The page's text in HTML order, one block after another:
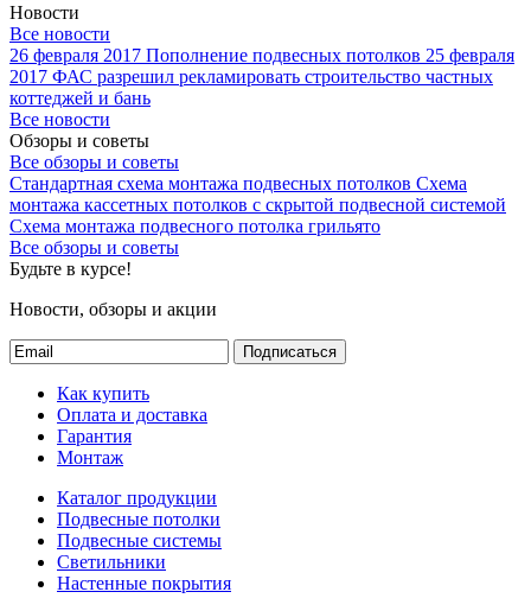
Новости
Все новости
26 февраля 2017 Пополнение подвесных потолков 25 февраля
2017 ФАС разрешил рекламировать строительство частных
коттеджей и бань
Все новости
Обзоры и советы
Все обзоры и советы
Стандартная схема монтажа подвесных потолков Схема
монтажа кассетных потолков с скрытой подвесной системой
Схема монтажа подвесного потолка грильято
Все обзоры и советы
Будьте в курсе!
Новости, обзоры и акции
Подписаться
Как купить
Оплата и доставка
Гарантия
Монтаж
Каталог продукции
Подвесные потолки
Подвесные системы
Светильники
Настенные покрытия